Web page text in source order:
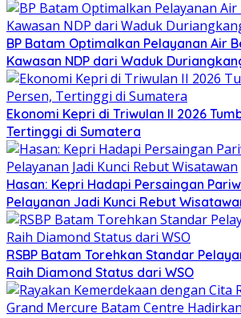
BP Batam Optimalkan Pelayanan Air
Kawasan NDP dari Waduk
Ekonomi Kepri di Triwulan II 2026
Tertinggi di Sumatera
Hasan: Kepri Hadapi Persaingan
Pelayanan Jadi Kunci Rebut
RSBP Batam Torehkan Standar
Raih Diamond Status dari WSO